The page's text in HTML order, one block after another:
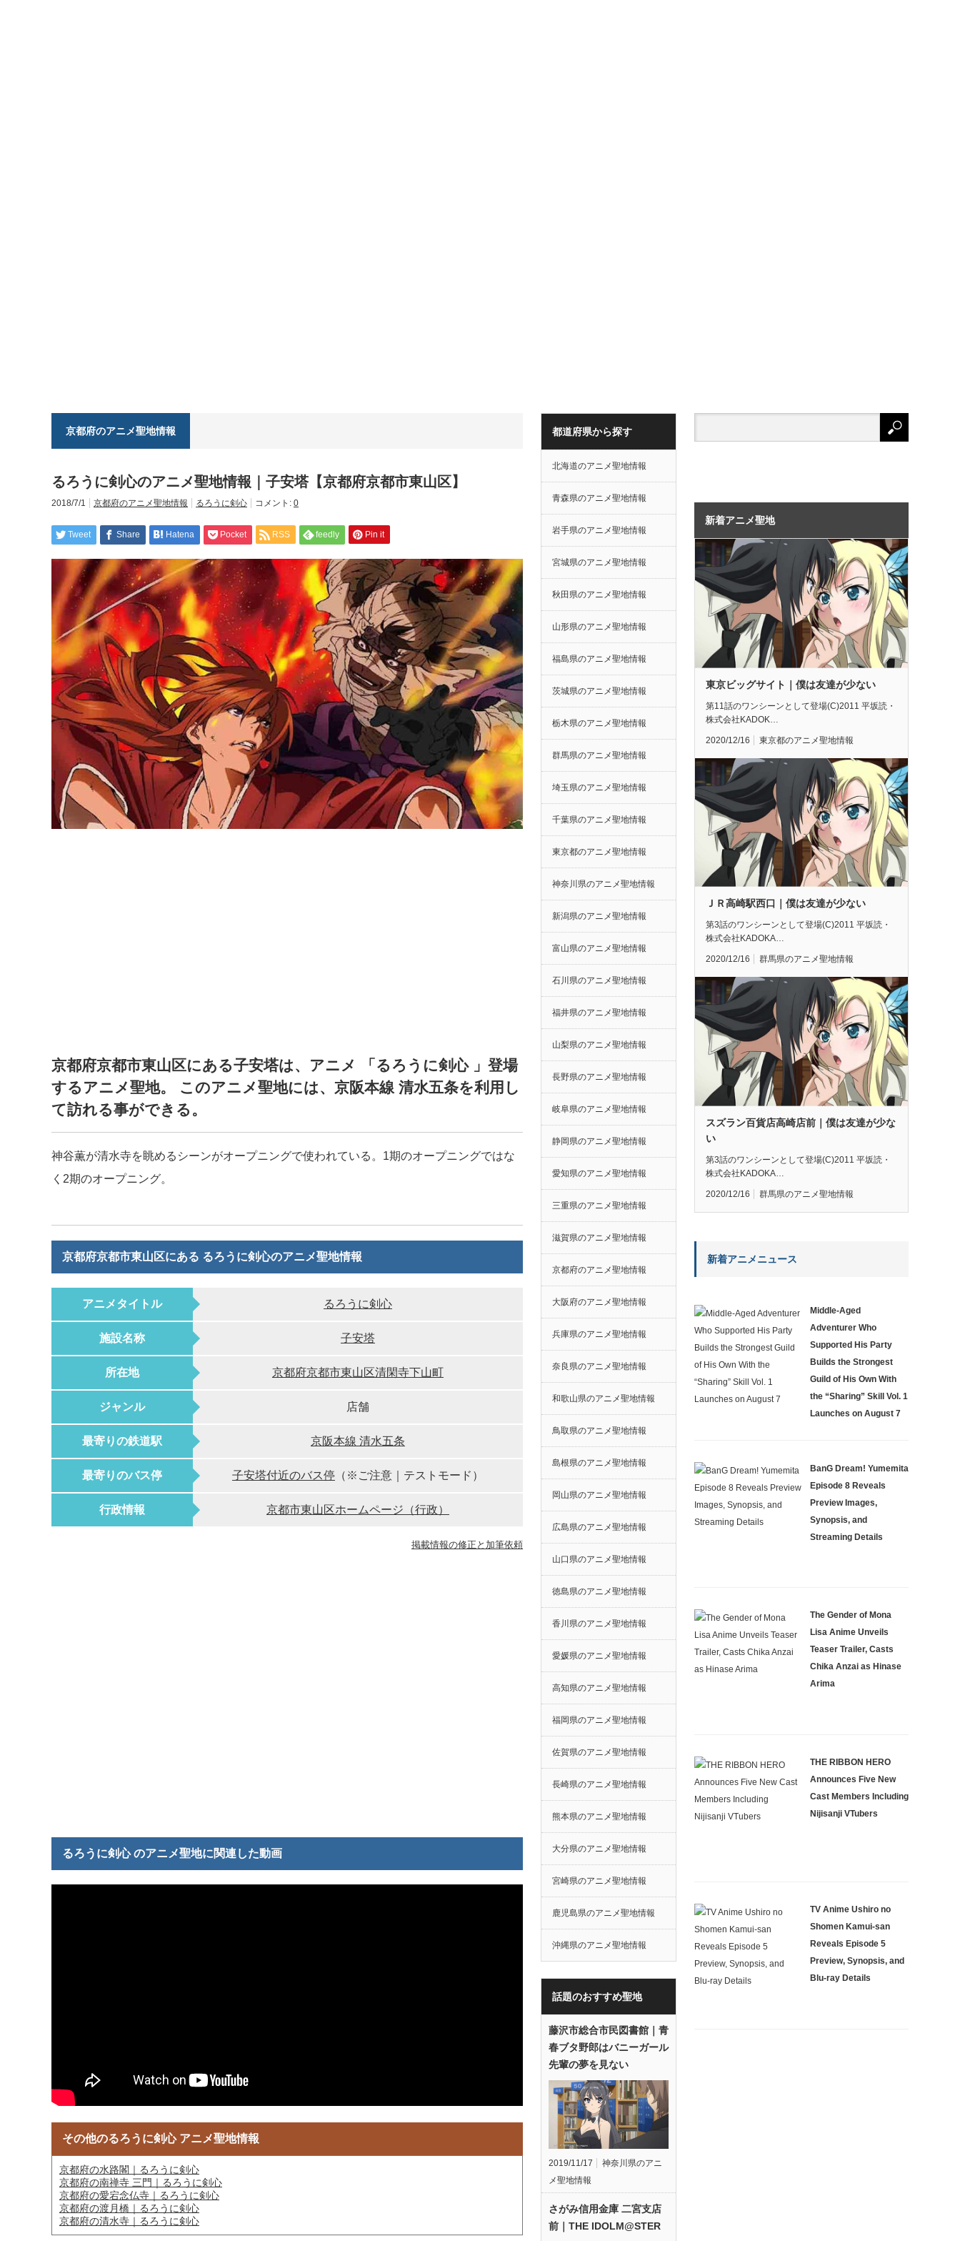
京都府のアニメ聖地情報
るろうに剣心のアニメ聖地情報｜子安塔【京都府京都市東山区】
2018/7/1 京都府のアニメ聖地情報 るろうに剣心 コメント: 0
Tweet Share Hatena Pocket RSS feedly Pin it
京都府京都市東山区にある子安塔は、アニメ 「るろうに剣心 」登場
するアニメ聖地。 このアニメ聖地には、京阪本線 清水五条を利用し
て訪れる事ができる。
神谷薫が清水寺を眺めるシーンがオープニングで使われている。1期のオープニングではな
く2期のオープニング。
京都府京都市東山区にある るろうに剣心のアニメ聖地情報
アニメタイトル るろうに剣心
施設名称 子安塔
所在地 京都府京都市東山区清閑寺下山町
ジャンル 店舗
最寄りの鉄道駅 京阪本線 清水五条
最寄りのバス停 子安塔付近のバス停 （※ご注意｜テストモード）
行政情報 京都市東山区ホームページ（行政）
掲載情報の修正と加筆依頼
るろうに剣心 のアニメ聖地に関連した動画
その他のるろうに剣心 アニメ聖地情報
京都府の水路閣｜るろうに剣心
京都府の南禅寺 三門｜るろうに剣心
京都府の愛宕念仏寺｜るろうに剣心
京都府の渡月橋｜るろうに剣心
京都府の清水寺｜るろうに剣心
都道府県から探す
北海道のアニメ聖地情報
青森県のアニメ聖地情報
岩手県のアニメ聖地情報
宮城県のアニメ聖地情報
秋田県のアニメ聖地情報
山形県のアニメ聖地情報
福島県のアニメ聖地情報
茨城県のアニメ聖地情報
栃木県のアニメ聖地情報
群馬県のアニメ聖地情報
埼玉県のアニメ聖地情報
千葉県のアニメ聖地情報
東京都のアニメ聖地情報
神奈川県のアニメ聖地情報
新潟県のアニメ聖地情報
富山県のアニメ聖地情報
石川県のアニメ聖地情報
福井県のアニメ聖地情報
山梨県のアニメ聖地情報
長野県のアニメ聖地情報
岐阜県のアニメ聖地情報
静岡県のアニメ聖地情報
愛知県のアニメ聖地情報
三重県のアニメ聖地情報
滋賀県のアニメ聖地情報
京都府のアニメ聖地情報
大阪府のアニメ聖地情報
兵庫県のアニメ聖地情報
奈良県のアニメ聖地情報
和歌山県のアニメ聖地情報
鳥取県のアニメ聖地情報
島根県のアニメ聖地情報
岡山県のアニメ聖地情報
広島県のアニメ聖地情報
山口県のアニメ聖地情報
徳島県のアニメ聖地情報
香川県のアニメ聖地情報
愛媛県のアニメ聖地情報
高知県のアニメ聖地情報
福岡県のアニメ聖地情報
佐賀県のアニメ聖地情報
長崎県のアニメ聖地情報
熊本県のアニメ聖地情報
大分県のアニメ聖地情報
宮崎県のアニメ聖地情報
鹿児島県のアニメ聖地情報
沖縄県のアニメ聖地情報
話題のおすすめ聖地
藤沢市総合市民図書館｜青
春ブタ野郎はバニーガール
先輩の夢を見ない
2019/11/17
神奈川県のアニ
メ聖地情報
さがみ信用金庫 二宮支店
前｜THE IDOLM@STER
新着アニメ聖地
東京ビッグサイト｜僕は友達が少ない
第11話のワンシーンとして登場(C)2011 平坂読・
株式会社KADOK…
2020/12/16 東京都のアニメ聖地情報
ＪＲ高崎駅西口｜僕は友達が少ない
第3話のワンシーンとして登場(C)2011 平坂読・
株式会社KADOKA…
2020/12/16 群馬県のアニメ聖地情報
スズラン百貨店高崎店前｜僕は友達が少な
い
第3話のワンシーンとして登場(C)2011 平坂読・
株式会社KADOKA…
2020/12/16 群馬県のアニメ聖地情報
新着アニメニュース
Middle-Aged
Adventurer Who
Supported His Party
Builds the Strongest
Guild of His Own With
the “Sharing” Skill Vol. 1
Launches on August 7
BanG Dream! Yumemita
Episode 8 Reveals
Preview Images,
Synopsis, and
Streaming Details
The Gender of Mona
Lisa Anime Unveils
Teaser Trailer, Casts
Chika Anzai as Hinase
Arima
THE RIBBON HERO
Announces Five New
Cast Members Including
Nijisanji VTubers
TV Anime Ushiro no
Shomen Kamui-san
Reveals Episode 5
Preview, Synopsis, and
Blu-ray Details